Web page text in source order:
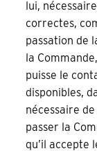
lui,
correctes,
passation de
la
puisse le
disponibles,
nécessaire
passer la
qu’il accepte